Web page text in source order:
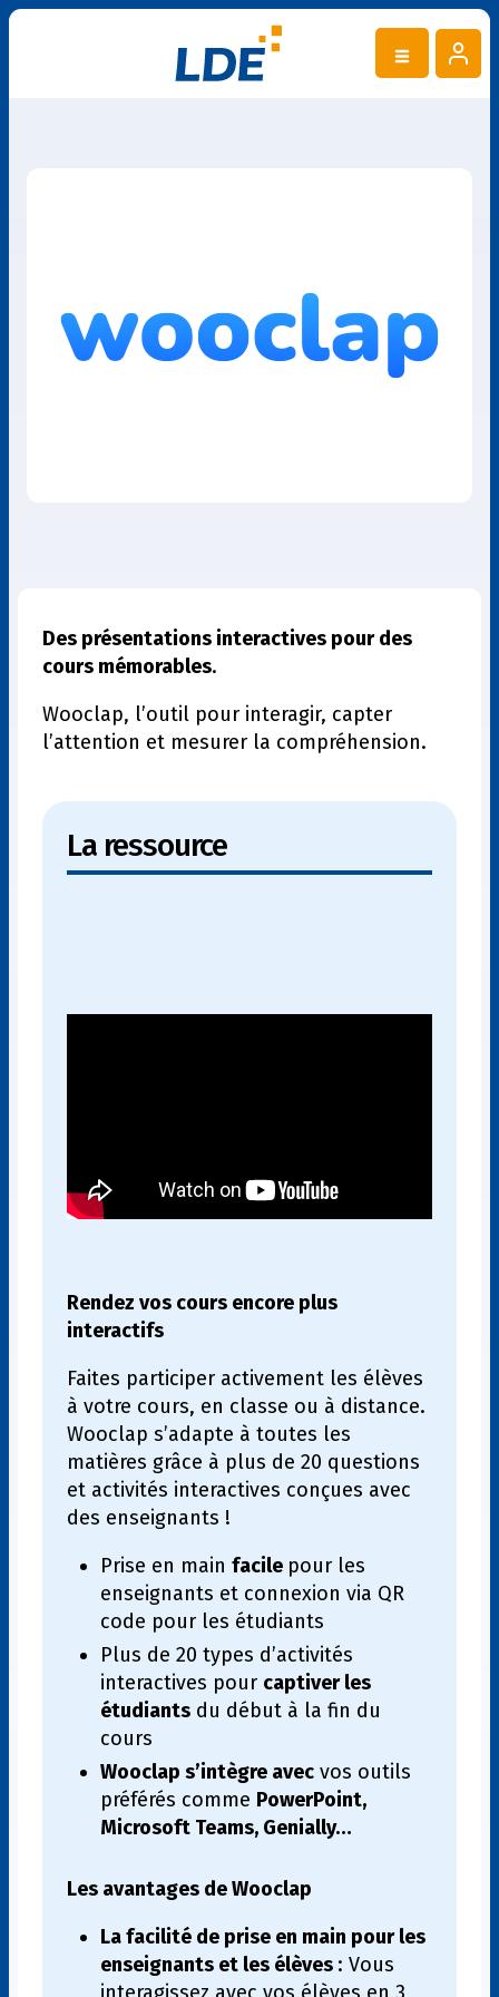
Des présentations interactives pour des
cours mémorables.
Wooclap, l’outil pour interagir, capter
l’attention et mesurer la compréhension.
La ressource
Rendez vos cours encore plus
interactifs
Faites participer activement les élèves
à votre cours, en classe ou à distance.
Wooclap s’adapte à toutes les
matières grâce à plus de 20 questions
et activités interactives conçues avec
des enseignants !
Prise en main facile pour les
enseignants et connexion via QR
code pour les étudiants
Plus de 20 types d’activités
interactives pour captiver les
étudiants du début à la fin du
cours
Wooclap s’intègre avec vos outils
préférés comme PowerPoint,
Microsoft Teams, Genially…
Les avantages de Wooclap
La facilité de prise en main pour les
enseignants et les élèves : Vous